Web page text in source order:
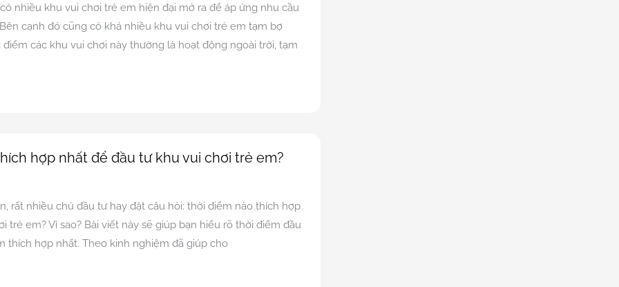
nhiều khu vui chơi trẻ em hiện đại mở ra để áp ứng nhu cầu
cạnh đó cũng có khá nhiều khu vui chơi trẻ em tạm bợ
các khu vui chơi này thường là hoạt động ngoài trời, tạm
hợp nhất để đầu tư khu vui chơi trẻ em?
rất nhiều chủ đầu tư hay đặt câu hỏi: thời điểm nào thích hợp
trẻ em? Vì sao? Bài viết này sẽ giúp bạn hiểu rõ thời điểm đầu
thích hợp nhất. Theo kinh nghiệm đã giúp cho